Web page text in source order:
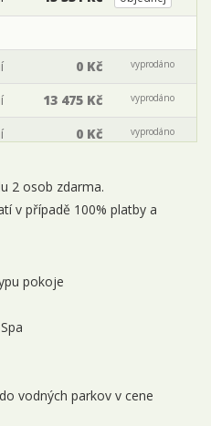
0 Kč vyprodáno
13 475 Kč vyprodáno
0 Kč vyprodáno
2 osob zdarma.
v případě 100% platby a
pokoje
vodných parkov v cene